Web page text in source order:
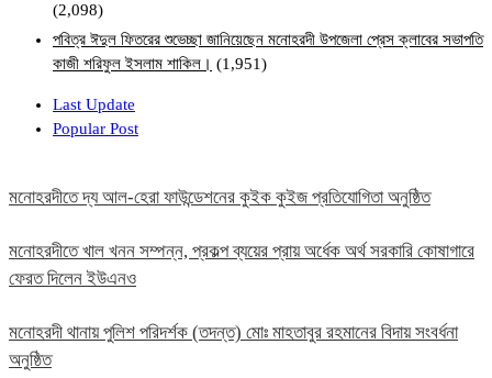
(2,098)
পবিত্র ঈদুল ফিতরের শুভেচ্ছা জানিয়েছেন মনোহরদী উপজেলা প্রেস ক্লাবের সভাপতি
কাজী শরিফুল ইসলাম শাকিল। (1,951)
Last Update
Popular Post
মনোহরদীতে দ্য আল-হেরা ফাউন্ডেশনের কুইক কুইজ প্রতিযোগিতা অনুষ্ঠিত
মনোহরদীতে খাল খনন সম্পন্ন, প্রকল্প ব্যয়ের প্রায় অর্ধেক অর্থ সরকারি কোষাগারে
ফেরত দিলেন ইউএনও
মনোহরদী থানায় পুলিশ পরিদর্শক (তদন্ত) মোঃ মাহতাবুর রহমানের বিদায় সংবর্ধনা
অনুষ্ঠিত